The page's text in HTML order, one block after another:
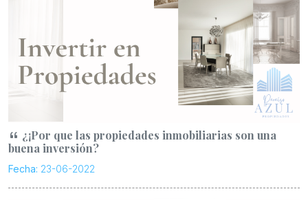
¿¡Por que las propiedades inmobiliarias son una
buena inversión?
Fecha: 23-06-2022